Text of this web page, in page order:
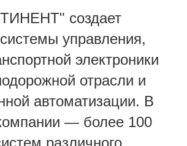
создает
управления,
электроники
отрасли и
автоматизации. В
— более 100
различного